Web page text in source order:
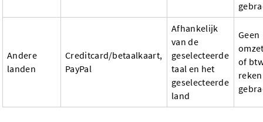
Andere
landen
Creditcard/betaalkaart,
PayPal
Afhankelijk
van de
geselecteerde
taal en het
geselecteerde
land
Geen
of